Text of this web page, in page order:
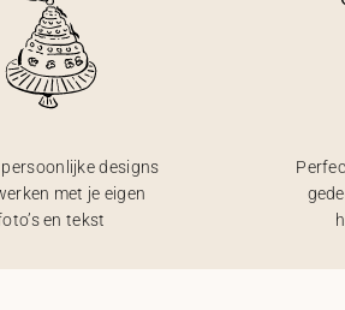
persoonlijke designs
met je eigen
en tekst